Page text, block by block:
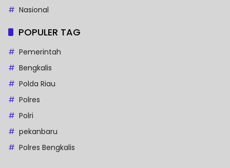
Nasional
POPULER TAG
Pemerintah
Bengkalis
Polda Riau
Polres
Polri
pekanbaru
Polres Bengkalis